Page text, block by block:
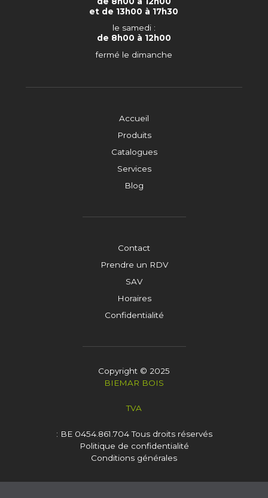
Accueil
Produits
Catalogues
Services
Blog
Contact
Prendre un RDV
SAV
Horaires
Confidentialité
et de 13h00 à 17h30
le samedi :
de 8h00 à 12h00
fermé le dimanche
Copyright © 2025
BIEMAR BOIS
TVA
: BE 0454.861.704Tous droits réservés
Politique de confidentialité
Conditions générales